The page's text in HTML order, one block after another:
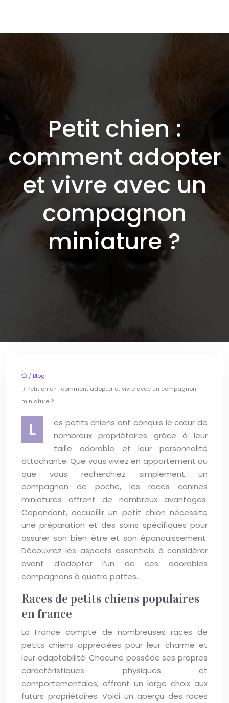
Petit chien :
comment adopter
et vivre avec un
compagnon
miniature ?
/ Blog
/ Petit chien : comment adopter et vivre avec un compagnon
miniature ?
L
es petits chiens ont conquis le cœur de
nombreux propriétaires grâce à leur
taille adorable et leur personnalité
attachante. Que vous viviez en appartement ou
que vous recherchiez simplement un
compagnon de poche, les races canines
miniatures offrent de nombreux avantages.
Cependant, accueillir un petit chien nécessite
une préparation et des soins spécifiques pour
assurer son bien-être et son épanouissement.
Découvrez les aspects essentiels à considérer
avant d’adopter l’un de ces adorables
compagnons à quatre pattes.
Races de petits chiens populaires
en france
La France compte de nombreuses races de
petits chiens appréciées pour leur charme et
leur adaptabilité. Chacune possède ses propres
caractéristiques physiques et
comportementales, offrant un large choix aux
futurs propriétaires. Voici un aperçu des races